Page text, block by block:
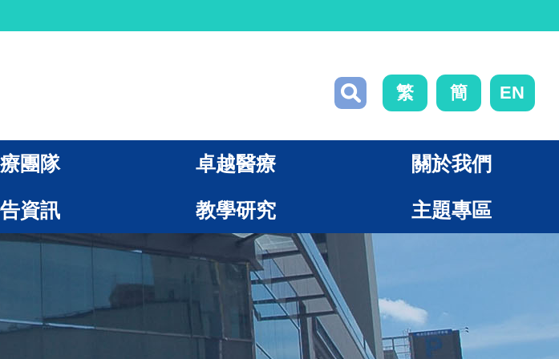
繁 簡 EN
團隊 卓越醫療 關於我們
資訊 教學研究 主題專區